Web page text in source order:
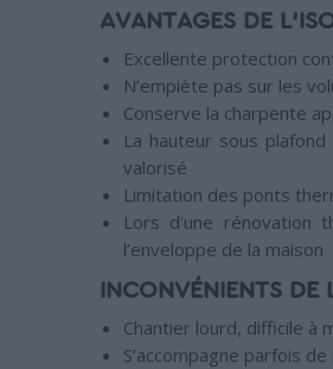
AVANTAGES DE
Excellente protection
N’empiète pas sur les
Conserve la charpente
La hauteur sous
valorisé
Limitation des ponts
Lors d’une rénovation
l’enveloppe de la maison
INCONVÉNIENTS
Chantier lourd, difficile à
S’accompagne parfois